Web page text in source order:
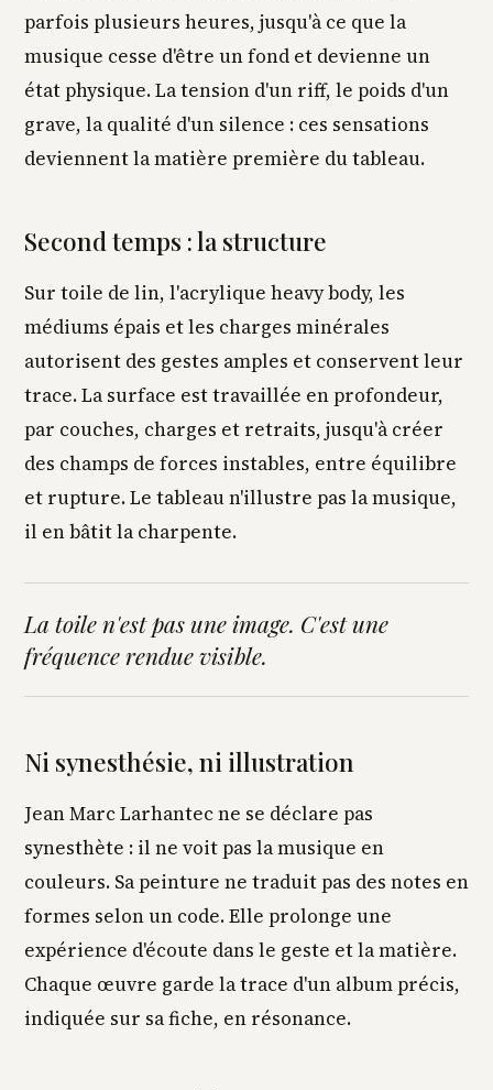
parfois plusieurs heures, jusqu'à ce que la
musique cesse d'être un fond et devienne un
état physique. La tension d'un riff, le poids d'un
grave, la qualité d'un silence : ces sensations
deviennent la matière première du tableau.
Second temps : la structure
Sur toile de lin, l'acrylique heavy body, les
médiums épais et les charges minérales
autorisent des gestes amples et conservent leur
trace. La surface est travaillée en profondeur,
par couches, charges et retraits, jusqu'à créer
des champs de forces instables, entre équilibre
et rupture. Le tableau n'illustre pas la musique,
il en bâtit la charpente.
La toile n'est pas une image. C'est une
fréquence rendue visible.
Ni synesthésie, ni illustration
Jean Marc Larhantec ne se déclare pas
synesthète : il ne voit pas la musique en
couleurs. Sa peinture ne traduit pas des notes en
formes selon un code. Elle prolonge une
expérience d'écoute dans le geste et la matière.
Chaque œuvre garde la trace d'un album précis,
indiquée sur sa fiche, en résonance.